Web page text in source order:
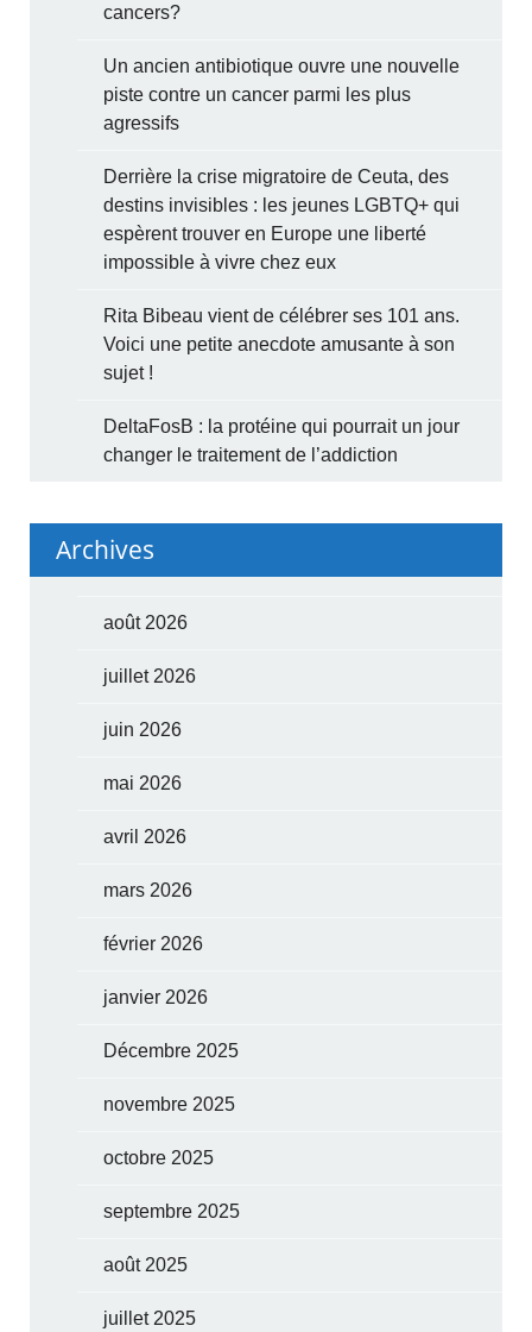
cancers?
Un ancien antibiotique ouvre une nouvelle
piste contre un cancer parmi les plus
agressifs
Derrière la crise migratoire de Ceuta, des
destins invisibles : les jeunes LGBTQ+ qui
espèrent trouver en Europe une liberté
impossible à vivre chez eux
Rita Bibeau vient de célébrer ses 101 ans.
Voici une petite anecdote amusante à son
sujet !
DeltaFosB : la protéine qui pourrait un jour
changer le traitement de l’addiction
Archives
août 2026
juillet 2026
juin 2026
mai 2026
avril 2026
mars 2026
février 2026
janvier 2026
Décembre 2025
novembre 2025
octobre 2025
septembre 2025
août 2025
juillet 2025